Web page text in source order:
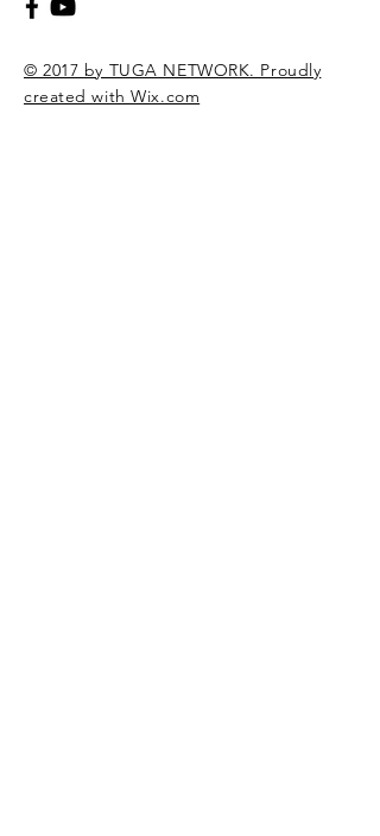
© 2017 by TUGA NETWORK. Proudly
created with Wix.com